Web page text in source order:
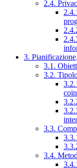
2.4.
3.
3.1.
3.2.
3.3.
3.4.